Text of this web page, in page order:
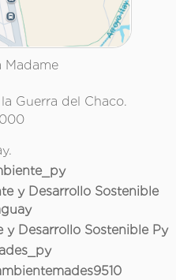
Madame
Guerra del Chaco.
y Desarrollo Sostenible
y Desarrollo Sostenible Py